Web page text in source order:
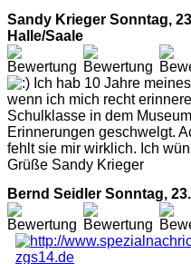
Sandy Krieger Sonntag,
Halle/Saale
Ich hab 10 Jahre
wenn ich mich recht
Schulklasse in dem
Erinnerungen geschwelgt.
fehlt sie mir wirklich. Ich
Grüße Sandy Krieger
Bernd Seidler Sonntag,